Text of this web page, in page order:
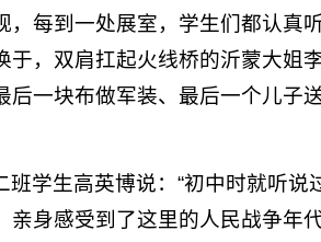
，每到一处展室，学生们都认真
于，双肩扛起火线桥的沂蒙大姐
后一块布做军装、最后一个儿
班学生高英博说：“初中时就听
亲身感受到了这里的人民战争年